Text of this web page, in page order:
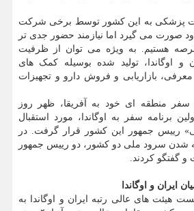
پزشکی به این کشور توسط برخی شرکت
صورت می گیرد اما نیازمند حضور جدی تر
هستیم. به ویژه می توان از ظرفیت
و اوگاندا، تولید شده بوسیله کمک های
بازاریابی و فروش دارو و تجهیزات
منطقه ای خود به آفریقا، ظهر روز
تیر، در اولین برنامه سفر به اوگاندا، مورد استقبال
رییس جمهور این کشور قرار گرفت. در
شدن سرود ملی دو کشور، دو رییس جمهور
گفتگو کردند.
هیئت های عالی رتبه ایران و اوگاندا به